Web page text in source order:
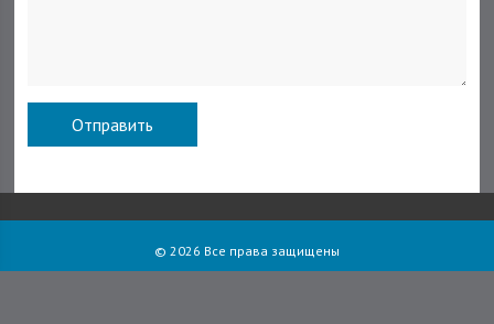
© 2026 Все права защищены